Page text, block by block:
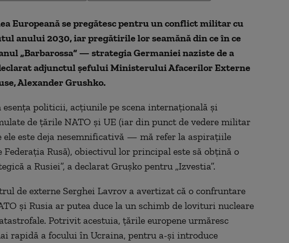
Europeană se pregătesc pentru un conflict militar cu
anului 2030, iar pregătirile lor seamănă din ce în ce
„Barbarossa” — strategia Germaniei naziste de a
declarat adjunctul șefului Ministerului Afacerilor Externe
Alexander Grushko.
esența politicii, acțiunile pe scena internațională și
de țările NATO și UE (iar din punct de vedere militar
ele este deja nesemnificativă — mă refer la aspirațiile
Federația Rusă), obiectivul lor principal este să obțină o
a Rusiei”, a declarat Grușko pentru „Izvestia”.
de externe Serghei Lavrov a avertizat că o confruntare
și Rusia ar putea duce la un schimb de lovituri nucleare
Potrivit acestuia, țările europene urmăresc
rapidă a focului în Ucraina, pentru a-și introduce